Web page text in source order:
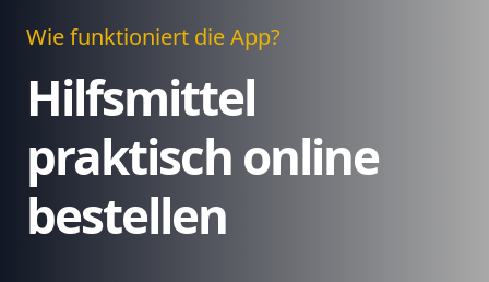
Wie funktioniert die App?
Hilfsmittel
praktisch online
bestellen